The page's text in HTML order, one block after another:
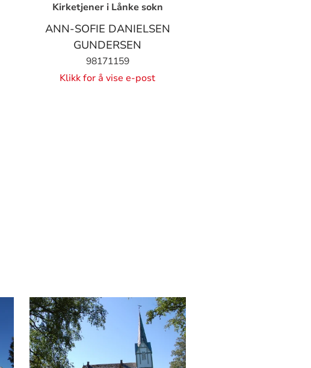
Kirketjener i Lånke sokn
ANN-SOFIE DANIELSEN
GUNDERSEN
98171159
Klikk for å vise e-post